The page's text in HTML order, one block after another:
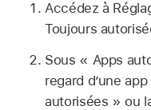
Accédez à
Toujours
Sous « Apps
regard d’une
autorisées » ou